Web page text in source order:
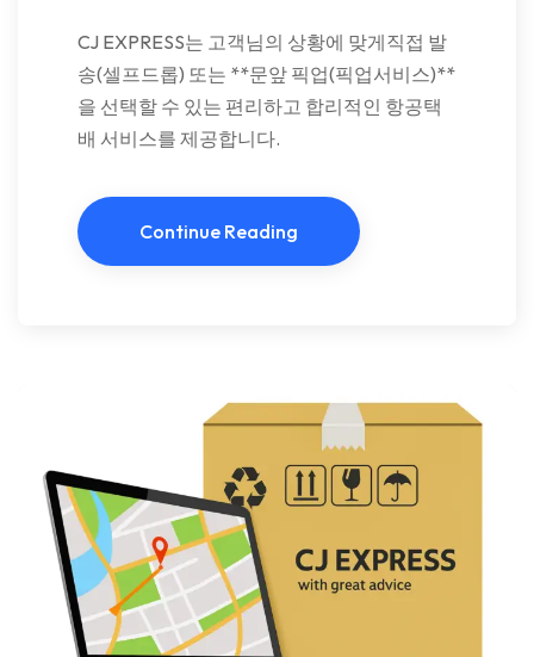
CJ EXPRESS는 고객님의 상황에 맞게직접 발
송(셀프드롭) 또는 **문앞 픽업(픽업서비스)**
을 선택할 수 있는 편리하고 합리적인 항공택
배 서비스를 제공합니다.
Continue Reading